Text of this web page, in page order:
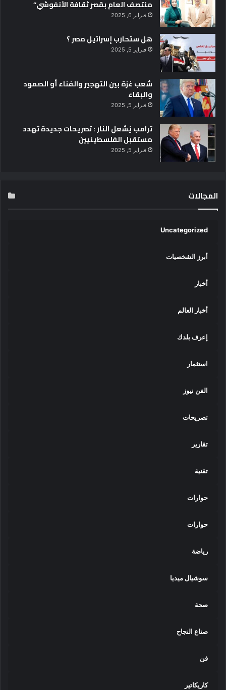
ف
ر
د
ب
منتصف العام بقصر ثقافة الأنفوشي”
فبراير 6, 2025
هل ستحارب إسرائيل مصر ؟
فبراير 5, 2025
شعب غزة بين التهجير والفناء أو الصمود
والبقاء
فبراير 5, 2025
ترامب يُشعل النار : تصريحات جديدة تهدد
مستقبل الفلسطينيين
فبراير 5, 2025
المجالات
Uncategorized
أبرز الشخصيات
أخبار
أخبار العالم
إعرف بلدك
استثمار
الفن نيوز
تصريحات
تقارير
تقنية
حوارات
حوارات
رياضة
سوشيال ميديا
صحة
صناع النجاح
فن
كاريكاتير